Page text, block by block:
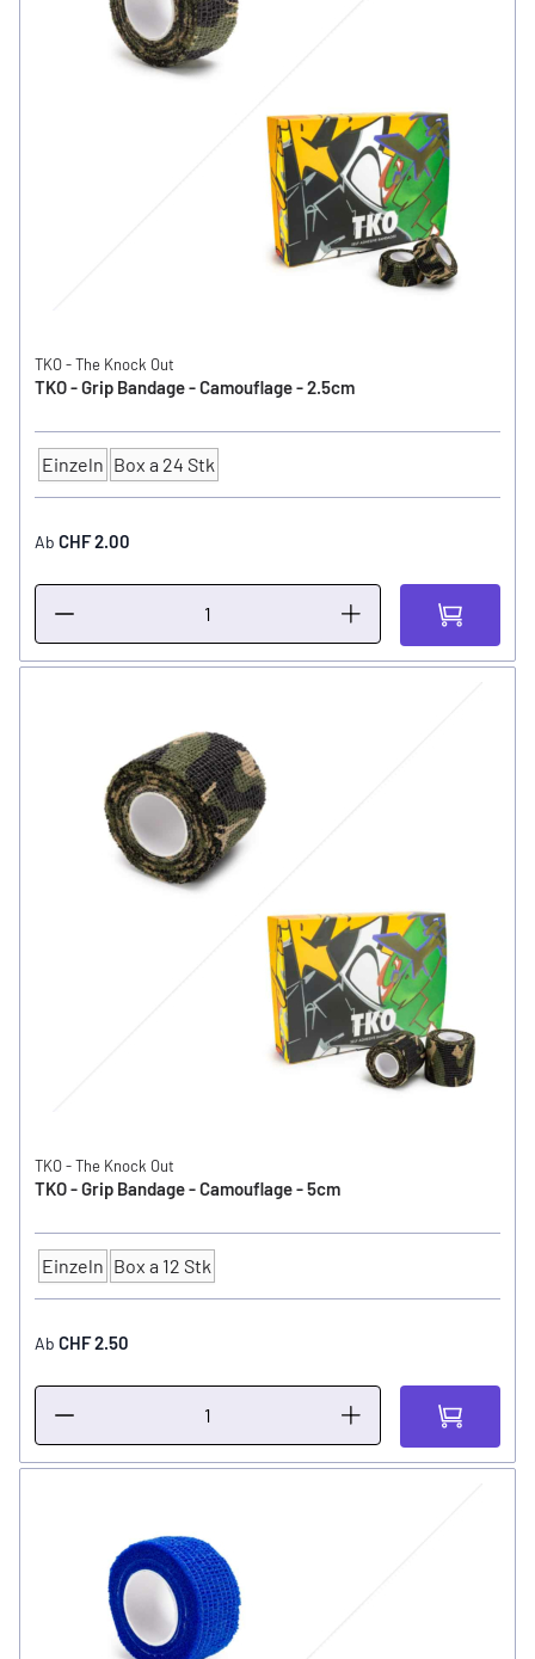
TKO - The Knock Out
TKO - Grip Bandage - Camouflage - 2.5cm
Anzahl
Einzeln Box a 24 Stk
Ab CHF 2.00
TKO - The Knock Out
TKO - Grip Bandage - Camouflage - 5cm
Anzahl
Einzeln Box a 12 Stk
Ab CHF 2.50